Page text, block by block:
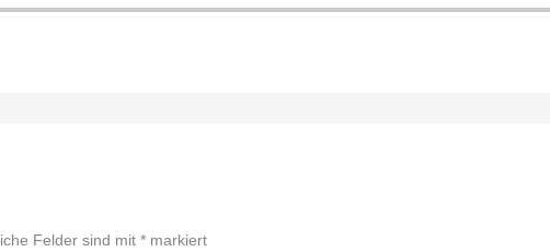
Felder sind mit* markiert